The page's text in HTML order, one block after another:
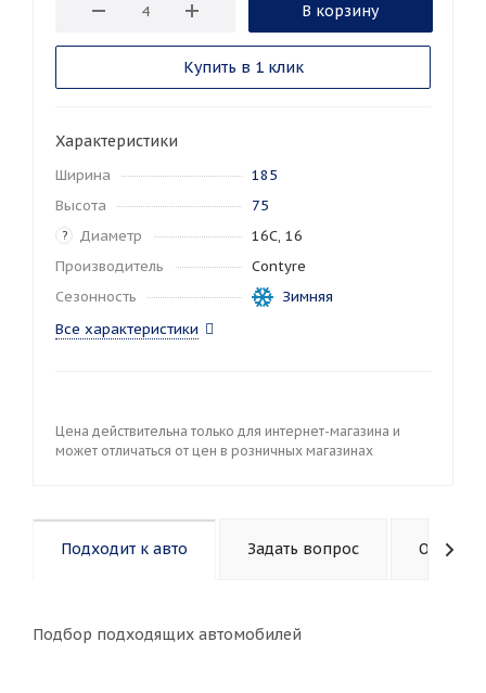
В корзину
Купить в 1 клик
Характеристики
Ширина
185
Высота
75
? Диаметр
16C, 16
Производитель
Contyre
Сезонность
Зимняя
Все характеристики
Цена действительна только для интернет-магазина и
может отличаться от цен в розничных магазинах
Подходит к авто Задать вопрос
Подбор подходящих автомобилей